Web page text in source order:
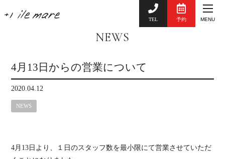
TEL 予約 MENU
NEWS
4月13日からの営業について
2020.04.12
NEWS
4月13日より、１日のスタッフ数を最小限にて営業させていただ